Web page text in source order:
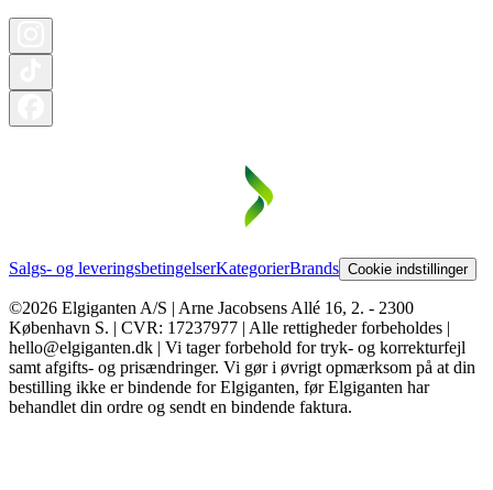
Salgs- og leveringsbetingelserKategorierBrands Cookie indstillinger
©2026 Elgiganten A/S | Arne Jacobsens Allé 16, 2. - 2300
København S. | CVR: 17237977 | Alle rettigheder forbeholdes |
hello@elgiganten.dk | Vi tager forbehold for tryk- og korrekturfejl
samt afgifts- og prisændringer. Vi gør i øvrigt opmærksom på at din
bestilling ikke er bindende for Elgiganten, før Elgiganten har
behandlet din ordre og sendt en bindende faktura.